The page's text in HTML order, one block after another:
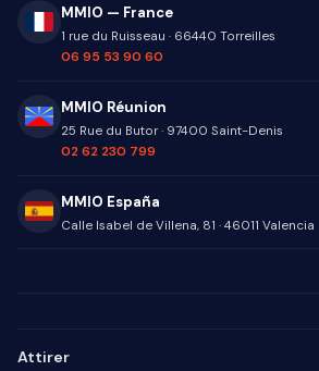
MMIO — France
1 rue du Ruisseau · 66440 Torreilles
06 95 53 90 60
MMIO Réunion
25 Rue du Butor· 97400 Saint-Denis
02 62 230 799
MMIO España
Calle Isabel de Villena, 81 · 46011 Valencia
Attirer